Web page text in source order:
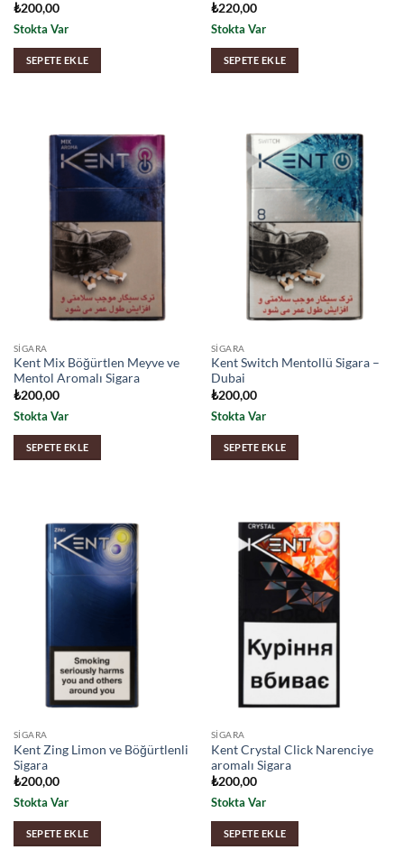
₺200,00
Stokta Var
SEPETE EKLE
₺220,00
Stokta Var
SEPETE EKLE
SIGARA
Kent Mix Böğürtlen Meyve ve
Mentol Aromalı Sigara
₺200,00
Stokta Var
SEPETE EKLE
SIGARA
Kent Switch Mentollü Sigara –
Dubai
₺200,00
Stokta Var
SEPETE EKLE
SIGARA
Kent Zing Limon ve Böğürtlenli
Sigara
₺200,00
Stokta Var
SEPETE EKLE
SIGARA
Kent Crystal Click Narenciye
aromalı Sigara
₺200,00
Stokta Var
SEPETE EKLE